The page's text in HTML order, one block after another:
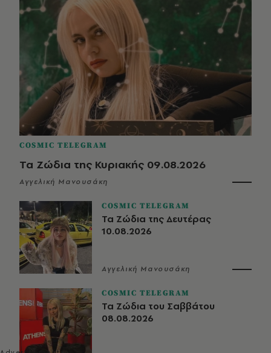
COSMIC TELEGRAM
Τα Ζώδια της Κυριακής 09.08.2026
Αγγελική Μανουσάκη
COSMIC TELEGRAM
Τα Ζώδια της Δευτέρας
10.08.2026
Αγγελική Μανουσάκη
COSMIC TELEGRAM
Τα Ζώδια του Σαββάτου
08.08.2026